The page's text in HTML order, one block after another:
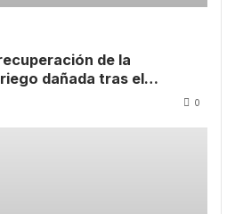
de la
dañada tras el
0